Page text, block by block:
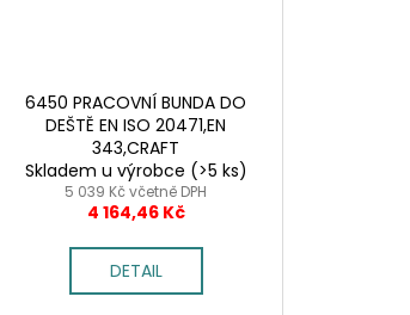
6450 PRACOVNÍ BUNDA DO
DEŠTĚ EN ISO 20471,EN
343,CRAFT
Skladem u výrobce (>5 ks)
5 039 Kč včetně DPH
4 164,46 Kč
DETAIL